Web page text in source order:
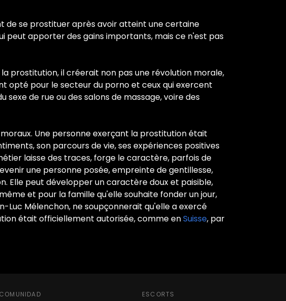
de se prostituer après avoir atteint une certaine
peut apporter des gains importants, mais ce n'est pas
prostitution, il créerait non pas une révolution morale,
opté pour le secteur du porno et ceux qui exercent
de rue ou des salons de massage, voire des
Une personne exerçant la prostitution était
son parcours de vie, ses expériences positives
laisse des traces, forge le caractère, parfois de
une personne posée, empreinte de gentillesse,
Elle peut développer un caractère doux et paisible,
et pour la famille qu'elle souhaite fonder un jour,
Luc Mélenchon, ne soupçonnerait qu'elle a exercé
était officiellement autorisée, comme enSuisse, par
COMUNIDAD ESCORTS